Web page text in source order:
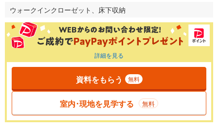
ウォークインクローゼット、床下収納
詳細を見る
資料をもらう 無料
室内･現地を見学する 無料